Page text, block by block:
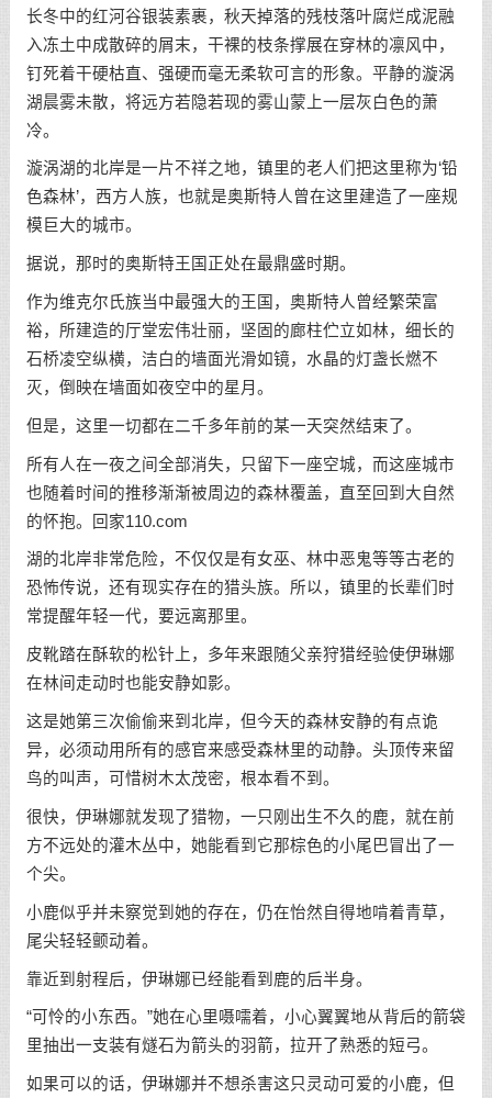
长冬中的红河谷银装素裹，秋天掉落的残枝落叶腐烂成泥融
入冻土中成散碎的屑末，干裸的枝条撑展在穿林的凛风中，
钉死着干硬枯直、强硬而毫无柔软可言的形象。平静的漩涡
湖晨雾未散，将远方若隐若现的雾山蒙上一层灰白色的萧
冷。
漩涡湖的北岸是一片不祥之地，镇里的老人们把这里称为‘铅
色森林’，西方人族，也就是奥斯特人曾在这里建造了一座规
模巨大的城市。
据说，那时的奥斯特王国正处在最鼎盛时期。
作为维克尔氏族当中最强大的王国，奥斯特人曾经繁荣富
裕，所建造的厅堂宏伟壮丽，坚固的廊柱伫立如林，细长的
石桥凌空纵横，洁白的墙面光滑如镜，水晶的灯盏长燃不
灭，倒映在墙面如夜空中的星月。
但是，这里一切都在二千多年前的某一天突然结束了。
所有人在一夜之间全部消失，只留下一座空城，而这座城市
也随着时间的推移渐渐被周边的森林覆盖，直至回到大自然
的怀抱。回家110.com
湖的北岸非常危险，不仅仅是有女巫、林中恶鬼等等古老的
恐怖传说，还有现实存在的猎头族。所以，镇里的长辈们时
常提醒年轻一代，要远离那里。
皮靴踏在酥软的松针上，多年来跟随父亲狩猎经验使伊琳娜
在林间走动时也能安静如影。
这是她第三次偷偷来到北岸，但今天的森林安静的有点诡
异，必须动用所有的感官来感受森林里的动静。头顶传来留
鸟的叫声，可惜树木太茂密，根本看不到。
很快，伊琳娜就发现了猎物，一只刚出生不久的鹿，就在前
方不远处的灌木丛中，她能看到它那棕色的小尾巴冒出了一
个尖。
小鹿似乎并未察觉到她的存在，仍在怡然自得地啃着青草，
尾尖轻轻颤动着。
靠近到射程后，伊琳娜已经能看到鹿的后半身。
“可怜的小东西。”她在心里嗫嚅着，小心翼翼地从背后的箭袋
里抽出一支装有燧石为箭头的羽箭，拉开了熟悉的短弓。
如果可以的话，伊琳娜并不想杀害这只灵动可爱的小鹿，但